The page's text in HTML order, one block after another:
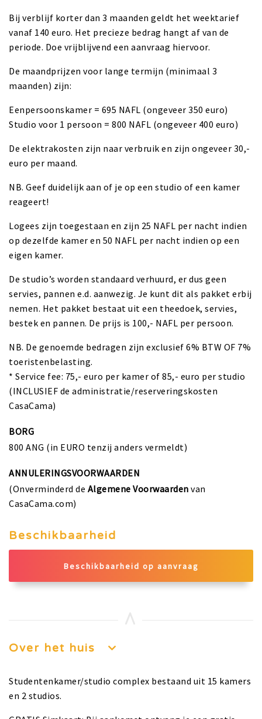
Bij verblijf korter dan 3 maanden geldt het weektarief
vanaf 140 euro. Het precieze bedrag hangt af van de
periode. Doe vrijblijvend een aanvraag hiervoor.
De maandprijzen voor lange termijn (minimaal 3
maanden) zijn:
Eenpersoonskamer = 695 NAFL (ongeveer 350 euro)
Studio voor 1 persoon = 800 NAFL (ongeveer 400 euro)
De elektrakosten zijn naar verbruik en zijn ongeveer 30,-
euro per maand.
NB. Geef duidelijk aan of je op een studio of een kamer
reageert!
Logees zijn toegestaan en zijn 25 NAFL per nacht indien
op dezelfde kamer en 50 NAFL per nacht indien op een
eigen kamer.
De studio’s worden standaard verhuurd, er dus geen
servies, pannen e.d. aanwezig. Je kunt dit als pakket erbij
nemen. Het pakket bestaat uit een theedoek, servies,
bestek en pannen. De prijs is 100,- NAFL per persoon.
NB. De genoemde bedragen zijn exclusief 6% BTW OF 7%
toeristenbelasting.
* Service fee: 75,- euro per kamer of 85,- euro per studio
(INCLUSIEF de administratie/reserveringskosten
CasaCama)
BORG
800 ANG (in EURO tenzij anders vermeldt)
ANNULERINGSVOORWAARDEN
(Onverminderd de Algemene Voorwaarden van
CasaCama.com)
Beschikbaarheid
Beschikbaarheid op aanvraag
Over het huis
Studentenkamer/studio complex bestaand uit 15 kamers
en 2 studios.